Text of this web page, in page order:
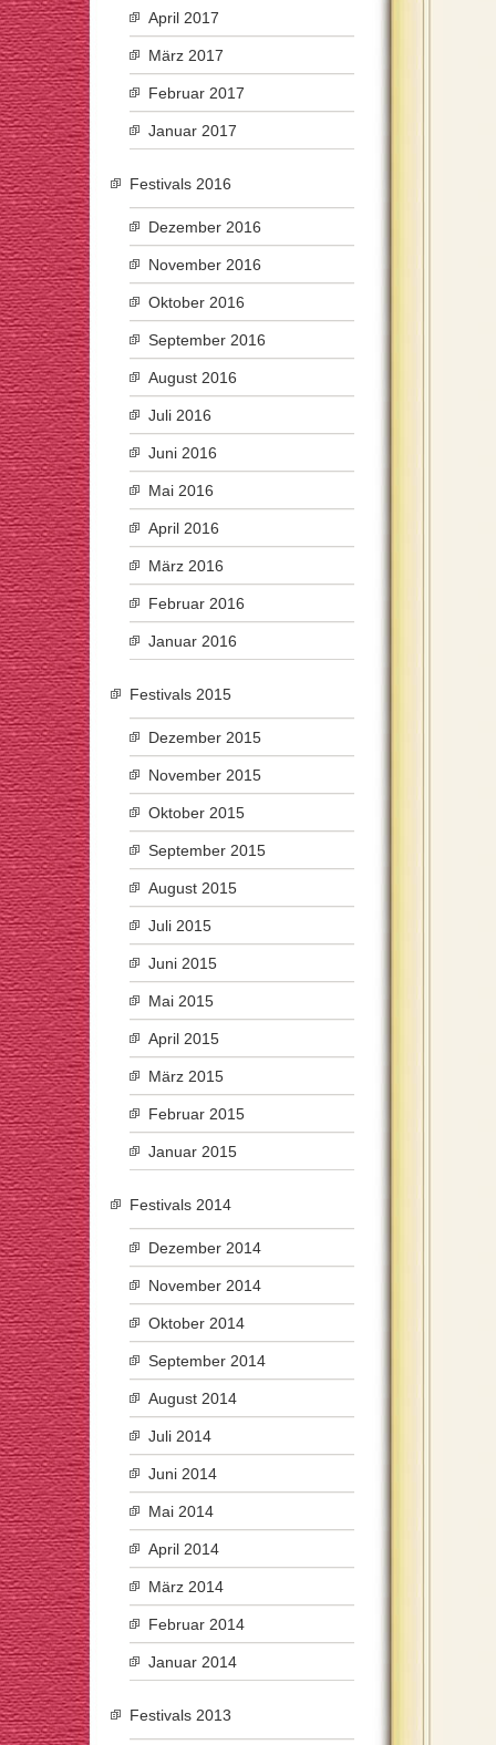
April 2017
März 2017
Februar 2017
Januar 2017
Festivals 2016
Dezember 2016
November 2016
Oktober 2016
September 2016
August 2016
Juli 2016
Juni 2016
Mai 2016
April 2016
März 2016
Februar 2016
Januar 2016
Festivals 2015
Dezember 2015
November 2015
Oktober 2015
September 2015
August 2015
Juli 2015
Juni 2015
Mai 2015
April 2015
März 2015
Februar 2015
Januar 2015
Festivals 2014
Dezember 2014
November 2014
Oktober 2014
September 2014
August 2014
Juli 2014
Juni 2014
Mai 2014
April 2014
März 2014
Februar 2014
Januar 2014
Festivals 2013